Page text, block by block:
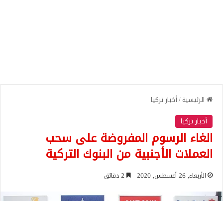
الرئيسية/أخبار تركيا
أخبار تركيا
الغاء الرسوم المفروضة على سحب
العملات الأجنبية من البنوك التركية
الأربعاء, 26 أغسطس, 2020